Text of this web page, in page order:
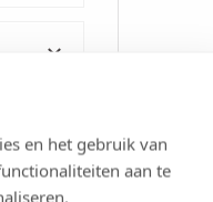
en het gebruik van
aan te
een
een